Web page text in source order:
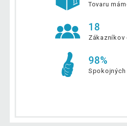
Tovaru
18
Zákazníkov
98%